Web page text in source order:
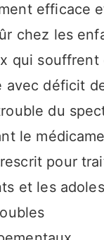
efficace
chez les
qui souffrent
avec déficit
du
le
pour
et les